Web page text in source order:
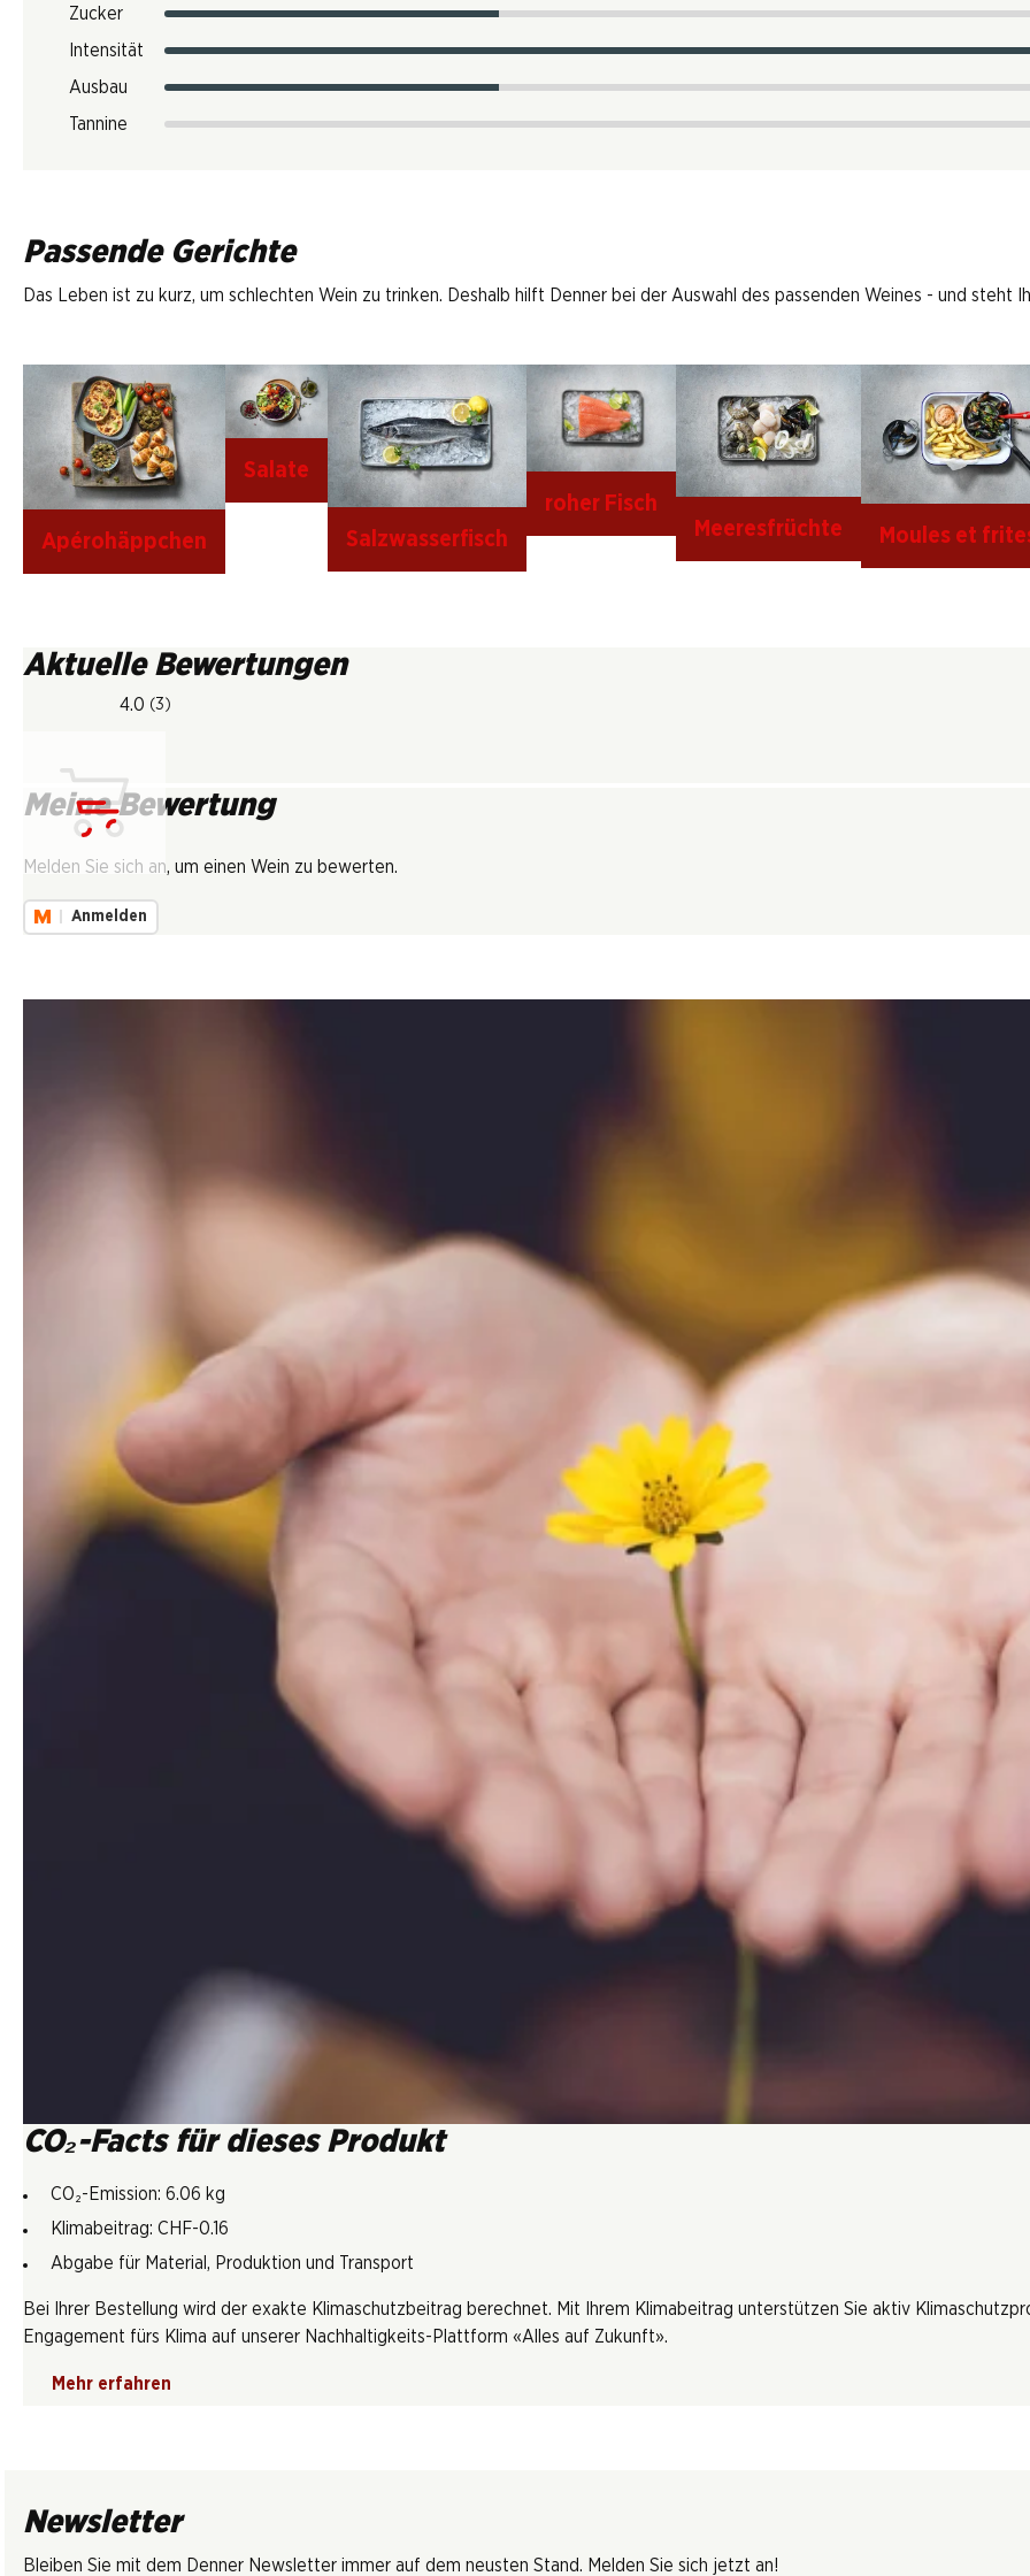
Zucker
Intensität
Ausbau
Tannine
Passende Gerichte
Das Leben ist zu kurz, um schlechten Wein zu trinken. Deshalb hilft Denner bei der Auswahl des passenden Weines - und steht
Apérohäppchen
Salate
Salzwasserfisch
roher Fisch
Meeresfrüchte
Moules et
Aktuelle Bewertungen
4.0 (3)
Meine Bewertung
Melden Sie sich an, um einen Wein zu bewerten.
Anmelden
CO₂-Facts für dieses Produkt
CO₂-Emission: 6.06 kg
Klimabeitrag: CHF-0.16
Abgabe für Material, Produktion und Transport
Bei Ihrer Bestellung wird der exakte Klimaschutzbeitrag berechnet. Mit Ihrem Klimabeitrag unterstützen Sie aktiv
Engagement fürs Klima auf unserer Nachhaltigkeits-Plattform «Alles auf Zukunft».
Mehr erfahren
Newsletter
Bleiben Sie mit dem Denner Newsletter immer auf dem neusten Stand. Melden Sie sich jetzt an!